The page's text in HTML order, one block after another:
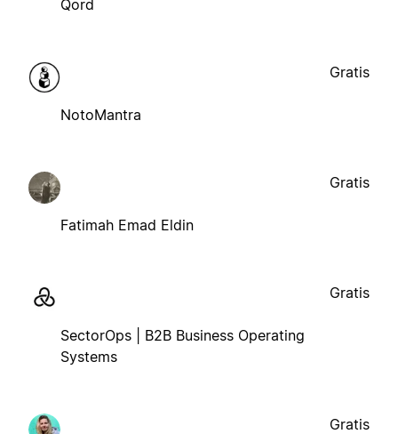
Qord
NotoMantra
Gratis
Fatimah Emad Eldin
Gratis
SectorOps | B2B Business Operating
Systems
Gratis
Gratis